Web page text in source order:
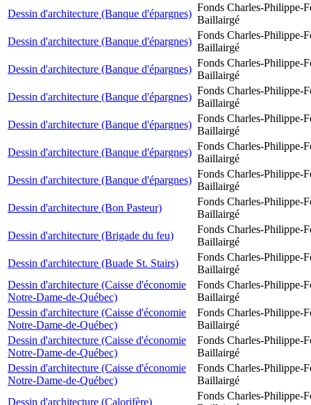
Dessin d'architecture (Banque d'épargnes)
Fonds Charles-Philippe-
Baillairgé
Dessin d'architecture (Banque d'épargnes)
Fonds Charles-Philippe-
Baillairgé
Dessin d'architecture (Banque d'épargnes)
Fonds Charles-Philippe-
Baillairgé
Dessin d'architecture (Banque d'épargnes)
Fonds Charles-Philippe-
Baillairgé
Dessin d'architecture (Banque d'épargnes)
Fonds Charles-Philippe-
Baillairgé
Dessin d'architecture (Banque d'épargnes)
Fonds Charles-Philippe-
Baillairgé
Dessin d'architecture (Banque d'épargnes)
Fonds Charles-Philippe-
Baillairgé
Dessin d'architecture (Bon Pasteur)
Fonds Charles-Philippe-
Baillairgé
Dessin d'architecture (Brigade du feu)
Fonds Charles-Philippe-
Baillairgé
Dessin d'architecture (Buade St. Stairs)
Fonds Charles-Philippe-
Baillairgé
Dessin d'architecture (Caisse d'économie
Notre-Dame-de-Québec)
Fonds Charles-Philippe-
Baillairgé
Dessin d'architecture (Caisse d'économie
Notre-Dame-de-Québec)
Fonds Charles-Philippe-
Baillairgé
Dessin d'architecture (Caisse d'économie
Notre-Dame-de-Québec)
Fonds Charles-Philippe-
Baillairgé
Dessin d'architecture (Caisse d'économie
Notre-Dame-de-Québec)
Fonds Charles-Philippe-
Baillairgé
Dessin d'architecture (Calorifère)
Fonds Charles-Philippe-